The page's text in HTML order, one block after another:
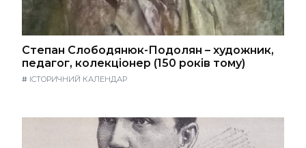
Степан Слободянюк-Подолян – художник,
педагог, колекціонер (150 років тому)
# ІСТОРИЧНИЙ КАЛЕНДАР